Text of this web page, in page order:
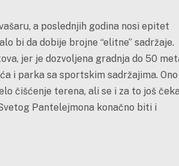
a poslednjih godina nosi epitet
bi da dobije brojne “elitne” sadržaje.
jer je dozvoljena gradnja do 50
i parka sa sportskim sadržajima.
čišćenje terena, ali se i za to još čeka
Pantelejmona konačno biti i